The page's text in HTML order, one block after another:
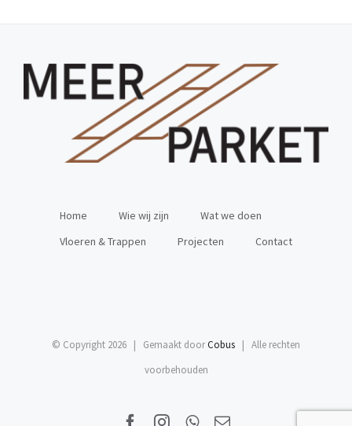
Home Wie wij zijn
Wat we doen
Vloeren & Trappen
Projecten Contact
© Copyright 2026 | Gemaakt doorCobus | Alle rechten
voorbehouden
Facebook
Instagram
WhatsApp
E-